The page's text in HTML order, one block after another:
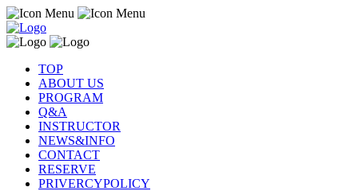
TOP
ABOUT US
PROGRAM
Q&A
INSTRUCTOR
NEWS&INFO
CONTACT
RESERVE
PRIVERCYPOLICY